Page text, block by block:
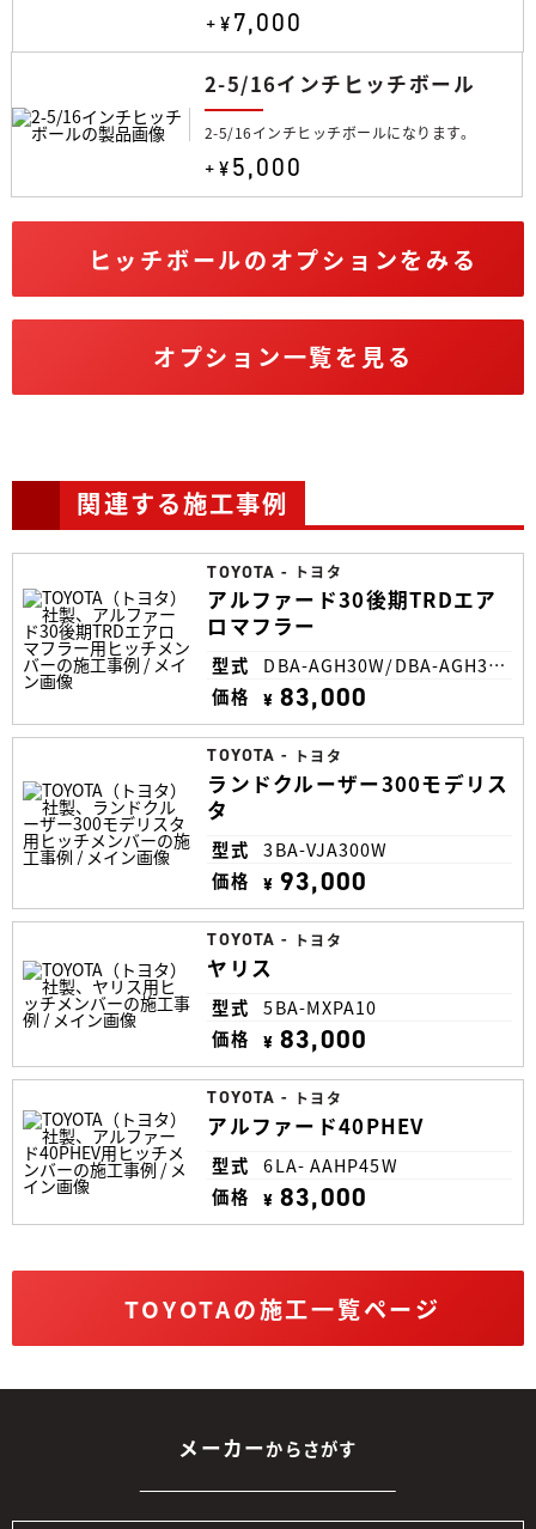
+¥7,000
2-5/16インチヒッチボール
2-5/16インチヒッチボールになります。
+¥5,000
ヒッチボールのオプションをみる
オプション一覧を見る
関連する施工事例
TOYOTA - トヨタ
アルファード30後期TRDエア
ロマフラー
型式
DBA-AGH30W/DBA-AGH35W/DBA-GGH30W/DBA-GGH35W/DAA-AYH30W/DAA-AYH35W
価格
¥ 83,000
TOYOTA - トヨタ
ランドクルーザー300モデリス
タ
型式
3BA-VJA300W
価格
¥ 93,000
TOYOTA - トヨタ
ヤリス
型式
5BA-MXPA10
価格
¥ 83,000
TOYOTA - トヨタ
アルファード40PHEV
型式
6LA- AAHP45W
価格
¥ 83,000
TOYOTAの施工一覧ページ
メーカーからさがす